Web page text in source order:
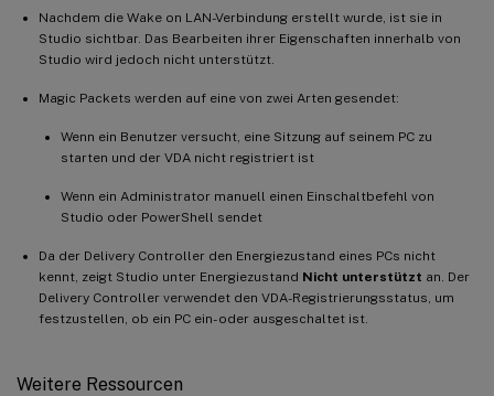
Nachdem die Wake on LAN-Verbindung erstellt wurde, ist sie in
Studio sichtbar. Das Bearbeiten ihrer Eigenschaften innerhalb von
Studio wird jedoch nicht unterstützt.
Magic Packets werden auf eine von zwei Arten gesendet:
Wenn ein Benutzer versucht, eine Sitzung auf seinem PC zu
starten und der VDA nicht registriert ist
Wenn ein Administrator manuell einen Einschaltbefehl von
Studio oder PowerShell sendet
Da der Delivery Controller den Energiezustand eines PCs nicht
kennt, zeigt Studio unter Energiezustand Nicht unterstützt an. Der
Delivery Controller verwendet den VDA-Registrierungsstatus, um
festzustellen, ob ein PC ein- oder ausgeschaltet ist.
Weitere Ressourcen